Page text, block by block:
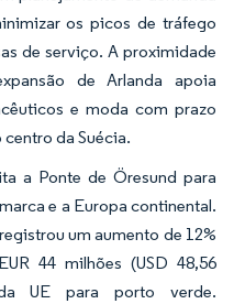
os picos de tráfego
de serviço. A proximidade
de Arlanda apoia
e moda com prazo
da Suécia.
a Ponte de Öresund para
e a Europa continental.
um aumento de 12%
44 milhões (USD 48,56
UE para porto verde.